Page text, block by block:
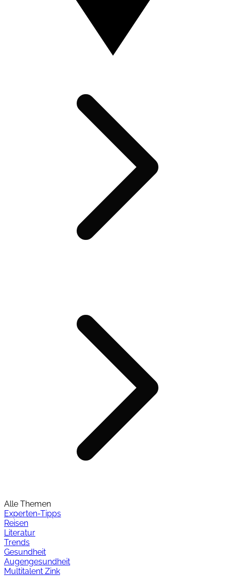
Alle Themen
Experten-Tipps
Reisen
Literatur
Trends
Gesundheit
Augengesundheit
Multitalent Zink